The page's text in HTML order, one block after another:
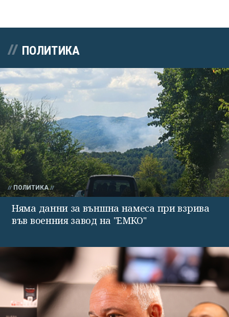
ПОЛИТИКА
ПОЛИТИКА
Няма данни за външна намеса при взрива
във военния завод на "ЕМКО"